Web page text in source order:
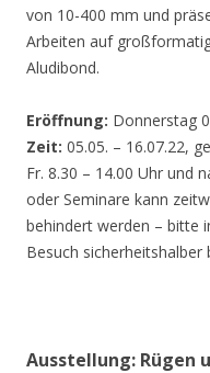
von 10-400 mm und
Arbeiten auf
Aludibond.
Eröffnung: Donnerstag
Zeit: 05.05. – 16.07.22,
Fr. 8.30 – 14.00 Uhr und
oder Seminare kann
behindert werden – bitte
Besuch sicherheitshalber
Ausstellung: Rügen